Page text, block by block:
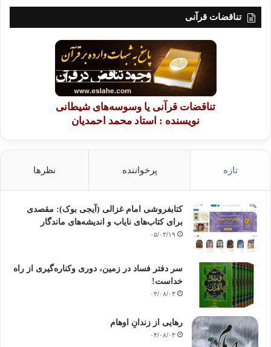
تناقضات قرآنی
تناقضات قرآنی یا وسوسه‌های شیطانی
نویسنده : استاد محمد احمدیان
تازه پرخواننده نظرها
کتابفروشی امام غزالی (آیجی بوک): مقصدی
برای کتاب‌های نایاب و اندیشه‌های ماندگار
۰۵/۰۳/۱۹
سر دفتر فساد در زمین‌، دوری وکناره‌گیری از راه
خداست‌!
۰۴/۰۸/۰۳
رهایی از زندانِ اوهام
۰۴/۰۸/۰۳